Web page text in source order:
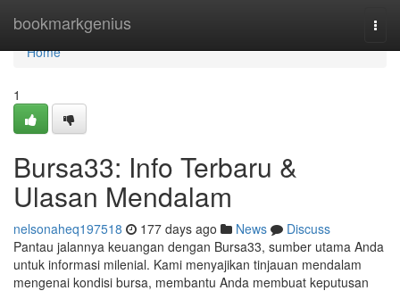
bookmarkgenius
Home
Home
1
Bursa33: Info Terbaru &
Ulasan Mendalam
nelsonaheq197518 177 days ago News
Discuss
Pantau jalannya keuangan dengan Bursa33, sumber utama Anda
untuk informasi milenial. Kami menyajikan tinjauan mendalam
mengenai kondisi bursa, membantu Anda membuat keputusan